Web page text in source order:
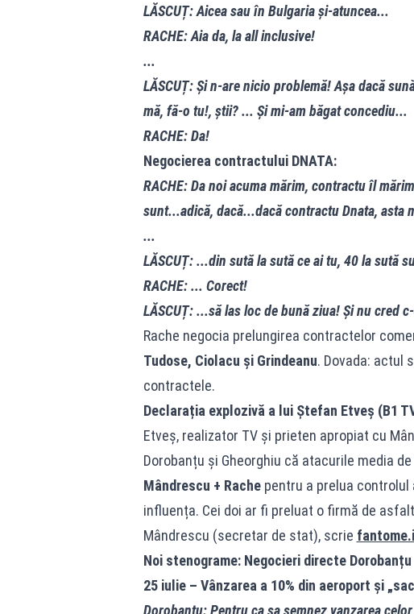
LĂSCUȚ: Aicea sau în Bulgaria și-atuncea...
RACHE: Aia da, la all inclusive!
...
LĂSCUȚ: Și n-are nicio problemă! Așa dacă
mă, fă-o tu!, știi? ... Și mi-am băgat concediu...
RACHE: Da!
Negocierea contractului DNATA:
RACHE: Da noi acuma mărim, contractu îl
sunt...adică, dacă...dacă contractu Dnata, asta
...
LĂSCUȚ: ...din sută la sută ce ai tu, 40 la sută
RACHE: ... Corect!
LĂSCUȚ: ...să las loc de bună ziua! Și nu cred
Rache negocia prelungirea contractelor
Tudose, Ciolacu și Grindeanu. Dovada: actul
contractele.
Declarația explozivă a lui Ștefan Etveș (B1
Etveș, realizator TV și prieten apropiat cu
Dorobanțu și Gheorghiu că atacurile media
Mândrescu + Rachepentru a prelua controlul
influența. Cei doi ar fi preluat o firmă de
Mândrescu (secretar de stat), scrie
Noi stenograme: Negocieri directe
25 iulie – Vânzarea a 10% din aeroport și
Dorobantu: Pentru ca sa semnez vanzarea